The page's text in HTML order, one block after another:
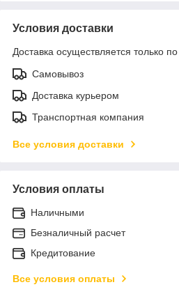
Условия доставки
Доставка осуществляется только
Самовывоз
Доставка курьером
Транспортная компания
Все условия доставки
Условия оплаты
Наличными
Безналичный расчет
Кредитование
Все условия оплаты